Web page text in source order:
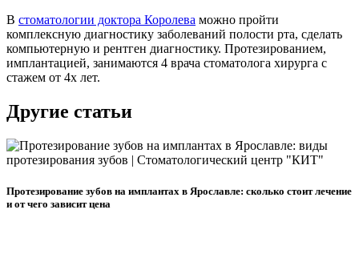
В стоматологии доктора Королева можно пройти
комплексную диагностику заболеваний полости рта, сделать
компьютерную и рентген диагностику. Протезированием,
имплантацией, занимаются 4 врача стоматолога хирурга с
стажем от 4х лет.
Другие статьи
Протезирование зубов на имплантах в Ярославле: сколько стоит лечение
и от чего зависит цена